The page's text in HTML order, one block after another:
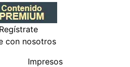
Regístrate
con nosotros
Impresos